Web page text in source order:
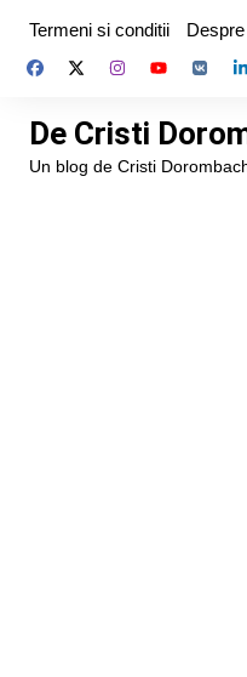
content
Termeni si conditii
De Cristi
Un blog de Cristi